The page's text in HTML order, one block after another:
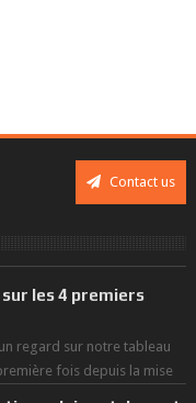
Contact us
les 4 premiers
regard sur notre tableau
fois depuis la mise